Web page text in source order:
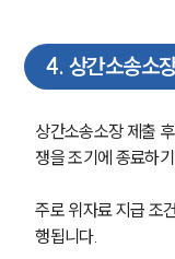
4. 상간소송소
상간소송소장 제출
쟁을 조기에 종료하
주로 위자료 지급 조
행됩니다.